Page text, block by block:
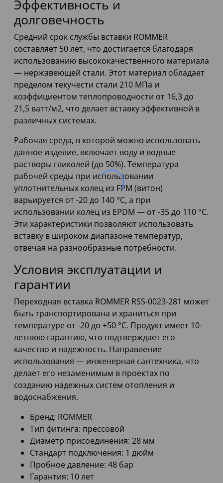
Эффективность и
долговечность
Средний срок службы вставки ROMMER
составляет 50 лет, что достигается благодаря
использованию высококачественного материала
— нержавеющей стали. Этот материал обладает
пределом текучести стали 210 МПа и
коэффициентом теплопроводности от 16,3 до
21,5 ватт/м2, что делает вставку эффективной в
различных системах.
Рабочая среда, в которой можно использовать
данное изделие, включает воду и водные
растворы гликолей (до 50%). Температура
рабочей среды при использовании
уплотнительных колец из FPM (витон)
варьируется от -20 до 140 °C, а при
использовании колец из EPDM — от -35 до 110 °C.
Эти характеристики позволяют использовать
вставку в широком диапазоне температур,
отвечая на разнообразные потребности.
Условия эксплуатации и
гарантии
Переходная вставка ROMMER RSS-0023-281 может
быть транспортирована и храниться при
температуре от -20 до +50 °C. Продукт имеет 10-
летнюю гарантию, что подтверждает его
качество и надежность. Направление
использования — инженерная сантехника, что
делает его незаменимым в проектах по
созданию надежных систем отопления и
водоснабжения.
Бренд: ROMMER
Тип фитинга: прессовой
Диаметр присоединения: 28 мм
Стандарт подключения: 1 дюйм
Пробное давление: 48 бар
Гарантия: 10 лет